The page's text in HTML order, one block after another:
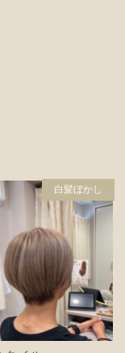
白髪ぼかし